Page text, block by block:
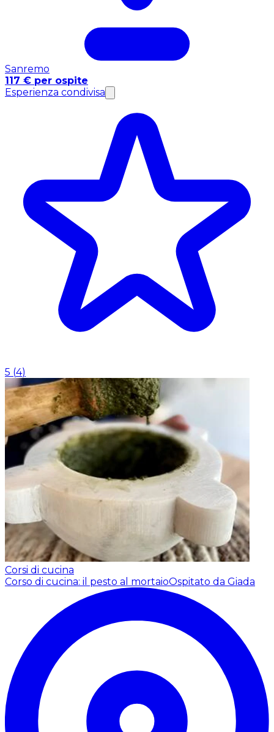
Sanremo
117 € per ospite
Esperienza condivisa
5 (4)
Corsi di cucina
Corso di cucina: il pesto al mortaioOspitato da Giada